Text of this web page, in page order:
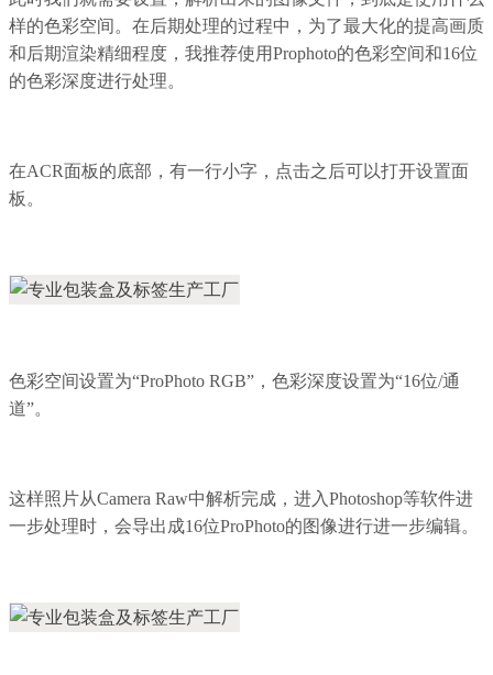
样的色彩空间。在后期处理的过程中，为了最大化的提高画质
和后期渲染精细程度，我推荐使用Prophoto的色彩空间和16位
的色彩深度进行处理。
在ACR面板的底部，有一行小字，点击之后可以打开设置面
板。
色彩空间设置为“ProPhoto RGB”，色彩深度设置为“16位/通
道”。
这样照片从Camera Raw中解析完成，进入Photoshop等软件进
一步处理时，会导出成16位ProPhoto的图像进行进一步编辑。